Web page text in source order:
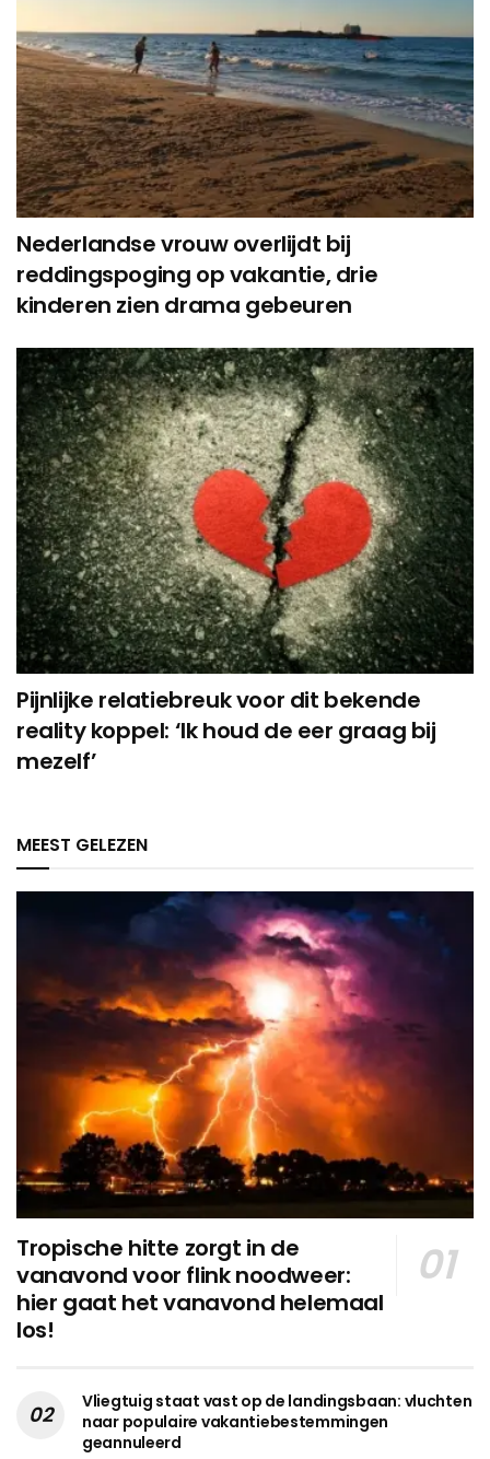
Nederlandse vrouw overlijdt bij
reddingspoging op vakantie, drie
kinderen zien drama gebeuren
Pijnlijke relatiebreuk voor dit bekende
reality koppel: ‘Ik houd de eer graag bij
mezelf’
MEEST GELEZEN
Tropische hitte zorgt in de
vanavond voor flink noodweer:
hier gaat het vanavond helemaal
los!
Vliegtuig staat vast op de landingsbaan: vluchten
naar populaire vakantiebestemmingen
geannuleerd